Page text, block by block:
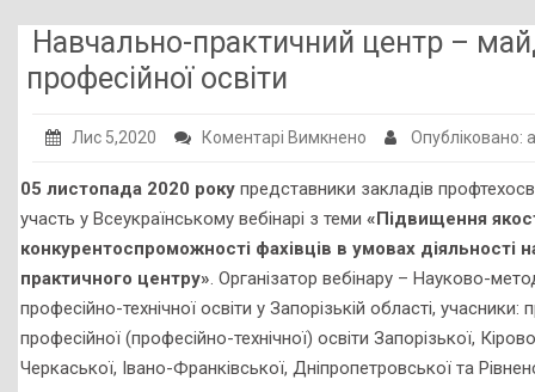
Заклади ПТО
Галерея
НМЦ ПТО України
Навчально-практичний центр –
професійної освіти
Лис 5,2020 Коментарі Вимкнено до
практичний
центр
–
майданчик
новацій
сучасного
закладу
Опубліковано:
05 листопада 2020 року представники закладів
участь у Всеукраїнському вебінарі з теми «Підвищення
конкурентоспроможності фахівців в умовах діяльності
практичного центру» . Організатор вебінару – Науково-
професійно-технічної освіти у Запорізькій області,
професійної (професійно-технічної) освіти Запорізької,
Черкаської, Івано-Франківської, Дніпропетровської та